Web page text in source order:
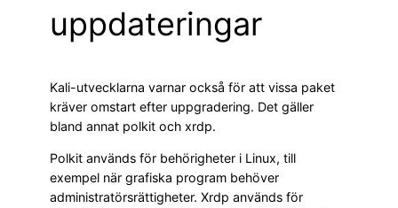
uppdateringar
Kali-utvecklarna varnar också för att vissa paket
kräver omstart efter uppgradering. Det gäller
bland annat polkit och xrdp.
Polkit används för behörigheter i Linux, till
exempel när grafiska program behöver
administratörsrättigheter. Xrdp används för